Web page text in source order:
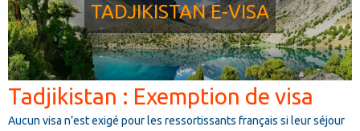
TADJIKISTAN E-VISA
Tadjikistan : Exemption de visa
Aucun visa n’est exigé pour les ressortissants français si leur séjour